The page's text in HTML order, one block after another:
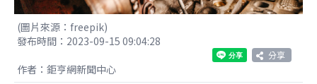
(圖片來源：freepik)
發布時間：2023-09-15 09:04:28
分享
作者：鉅亨網新聞中心